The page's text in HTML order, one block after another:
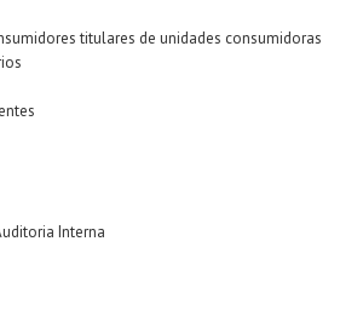
titulares de unidades consumidoras
Interna